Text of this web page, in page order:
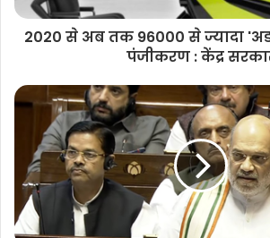
उनकी स्थिति मजबूत हुई है।
• रोहित शर्मा ने अपनी टीम के लिए लगातार अच्छा
6,628 रन बनाए हैं।
• एमएस धोनी 5,243 रन के साथ अंतिम फिनिशर
कोच ज्वाला सिंह ने कोहली की निरंतरता की प्रशंसा
सिर्फ़ प्रतिभा की बात नहीं है; यह अनुशासन की
क्षमता, उनकी फिटनेस के साथ मिलकर उन्हें दूसरों
2020 से अब तक 96000 से ज्यादा
पंजीकरण : केंद्र